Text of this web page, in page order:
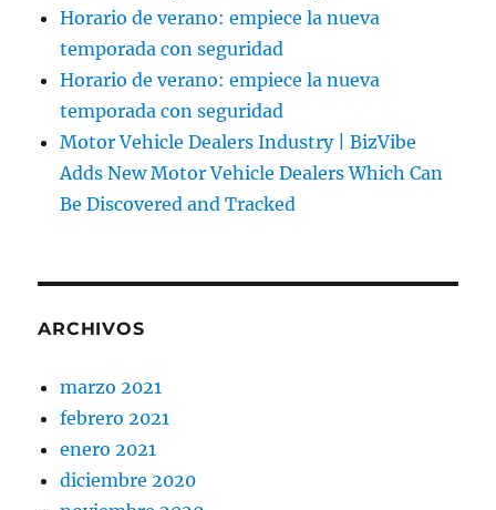
Horario de verano: empiece la nueva
temporada con seguridad
Horario de verano: empiece la nueva
temporada con seguridad
Motor Vehicle Dealers Industry | BizVibe
Adds New Motor Vehicle Dealers Which Can
Be Discovered and Tracked
ARCHIVOS
marzo 2021
febrero 2021
enero 2021
diciembre 2020